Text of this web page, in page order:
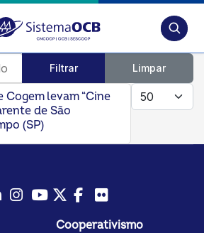
Filtrar Limpar
Mostrar #
levam “Cine
de São
(SP)
Instagram
YoutubeTwitter/X
Facebook
Cooperativismo